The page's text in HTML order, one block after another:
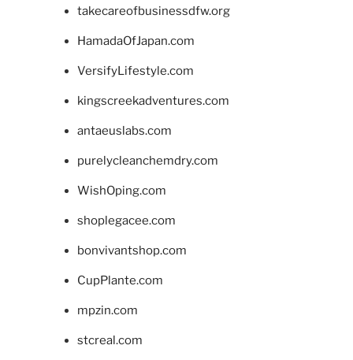
takecareofbusinessdfw.org
HamadaOfJapan.com
VersifyLifestyle.com
kingscreekadventures.com
antaeuslabs.com
purelycleanchemdry.com
WishOping.com
shoplegacee.com
bonvivantshop.com
CupPlante.com
mpzin.com
stcreal.com